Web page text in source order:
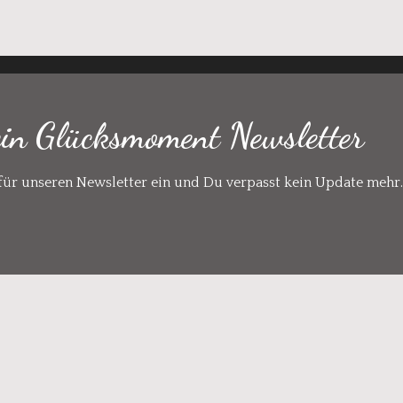
Glücksmoment Newsletter
unseren Newsletter ein und Du verpasst kein Update mehr.